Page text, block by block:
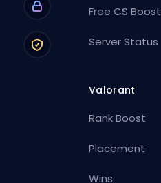
Free CS Boost
Server Status
Valorant
Rank Boost
Placement
Wins